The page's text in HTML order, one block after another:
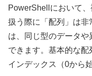
PowerShellにおいて
扱う際に「配列」は非
は、同じ型のデータ
できます。基本的な配
インデックス（0から